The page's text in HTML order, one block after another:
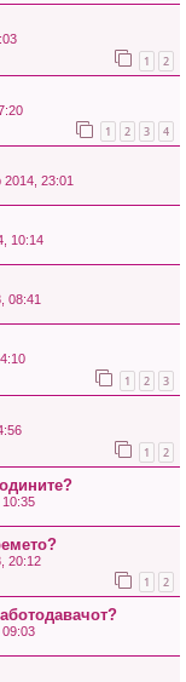
1 2
1 2 3 4
2014, 23:01
10:14
08:41
1 2 3
1 2
20:12
1 2